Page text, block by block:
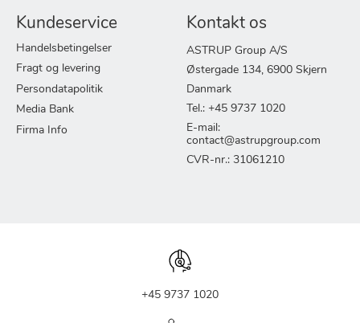
Kundeservice
Handelsbetingelser
Fragt og levering
Persondatapolitik
Media Bank
Firma Info
Kontakt os
ASTRUP Group A/S
Østergade 134, 6900 Skjern
Danmark
Tel.: +45 9737 1020
E-mail:
contact@astrupgroup.com
CVR-nr.: 31061210
+45 9737 1020